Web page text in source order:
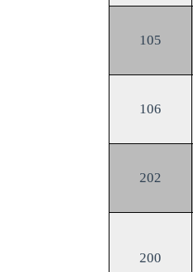
105
106
202
200